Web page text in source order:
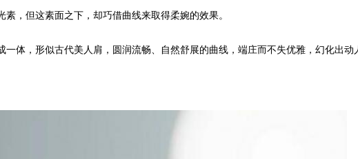
，但这素面之下，却巧借曲线来取得柔婉的效果。
，形似古代美人肩，圆润流畅、自然舒展的曲线，端庄而不失优雅，幻化出动